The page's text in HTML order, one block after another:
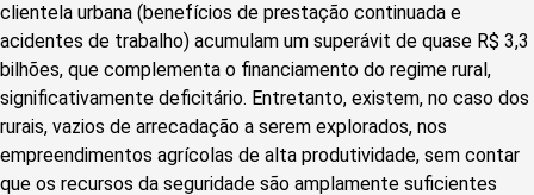
clientela urbana (benefícios de prestação continuada e
acidentes de trabalho) acumulam um superávit de quase R$ 3,3
bilhões, que complementa o financiamento do regime rural,
significativamente deficitário. Entretanto, existem, no caso dos
rurais, vazios de arrecadação a serem explorados, nos
empreendimentos agrícolas de alta produtividade, sem contar
que os recursos da seguridade são amplamente suficientes